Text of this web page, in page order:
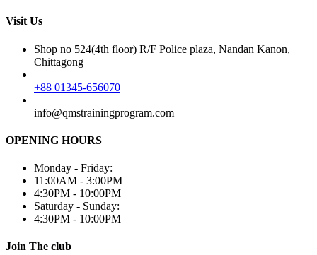
Visit Us
Shop no 524(4th floor) R/F Police plaza, Nandan Kanon,
Chittagong
+88 01345-656070
info@qmstrainingprogram.com
OPENING HOURS
Monday - Friday:
11:00AM - 3:00PM
4:30PM - 10:00PM
Saturday - Sunday:
4:30PM - 10:00PM
Join The club